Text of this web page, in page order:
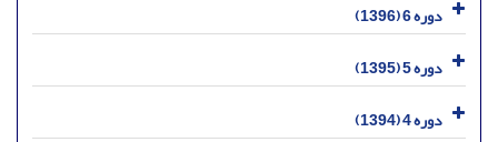
دوره 6 (1396)
دوره 5 (1395)
دوره 4 (1394)